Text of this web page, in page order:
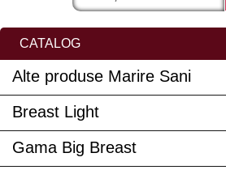
CATALOG
Alte produse Marire Sani
Breast Light
Gama Big Breast